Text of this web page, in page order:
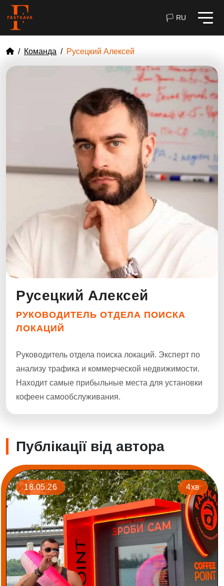
🏳 RU
Команда Русецкий Алексей
Русецкий Алексей
РУКОВОДИТЕЛЬ ОТДЕЛА ПОИСКА
ЛОКАЦИЙ
Руководитель отдела поиска локаций. Эксперт по
анализу трафика и коммерческой недвижимости.
Находит самые прибыльные места для установки
кофеен самообслуживания.
Публікації від автора
18.05.26 4хв